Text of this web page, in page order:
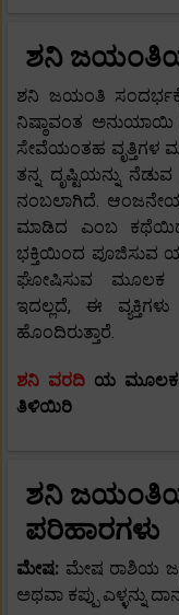
ಶನಿ
ಶನಿ ಜಯಂತಿ
ನಿಷ್ಠಾವಂತ ಅನುಯಾಯಿ
ಸೇವೆಯಂತಹ ವೃತ್ತಿಗಳ
ತನ್ನ ದೃಷ್ಟಿಯನ್ನು
ನಂಬಲಾಗಿದೆ.
ಮಾಡಿದ ಎಂಬ
ಭಕ್ತಿಯಿಂದ ಪೂಜಿಸುವ
ಘೋಷಿಸುವ ಮೂಲಕ
ಇದಲ್ಲದೆ, ಈ
ಹೊಂದಿರುತ್ತಾರೆ.
ಶನಿ ವರದಿ ಯ ಮೂಲಕ
ತಿಳಿಯಿರಿ
ಶನಿ
ಪರಿಹಾರಗಳು
ಮೇಷ: ಮೇಷ ರಾಶಿಯ
ಅಥವಾ ಕಪ್ಪು ಎಳ್ಳನ್ನು